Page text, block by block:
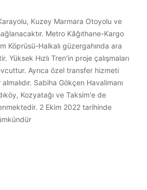
Kuzey Marmara Otoyolu ve
Metro Kâğıthane-Kargo
Köprüsü-Halkalı güzergahında ara
Hızlı Tren'in proje çalışmaları
Ayrıca özel transfer hizmeti
Sabiha Gökçen Havalimanı
Kozyatağı ve Taksim'e de
2 Ekim 2022 tarihinde